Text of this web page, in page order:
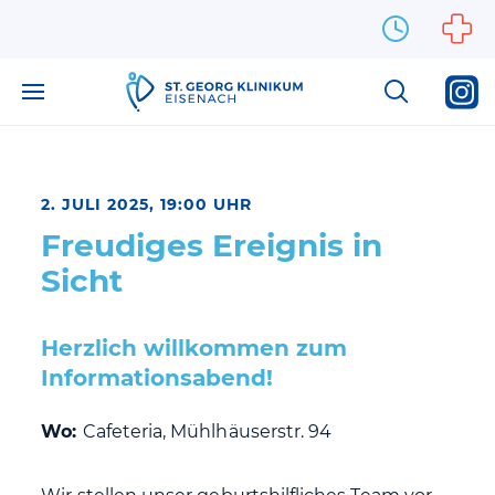
2. JULI 2025, 19:00 UHR
Freudiges Ereignis in
Sicht
Herzlich willkommen zum
Informationsabend!
Wo: Cafeteria, Mühlhäuserstr. 94